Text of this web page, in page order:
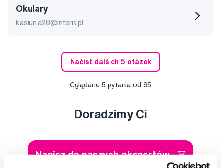
Okulary
kasiunia28@interia.pl
Načíst dalších 5 otázek
Oglądane 5 pytania od 95
Doradzimy Ci
Napisz do naszych ekspertów